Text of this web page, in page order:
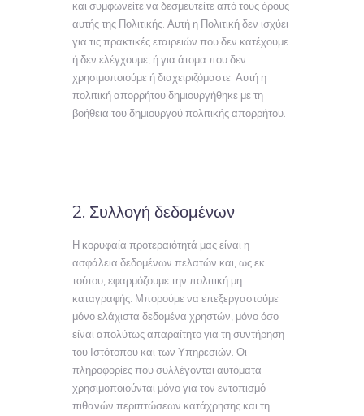
και συμφωνείτε να δεσμευτείτε από τους όρους
αυτής της Πολιτικής. Αυτή η Πολιτική δεν ισχύει
για τις πρακτικές εταιρειών που δεν κατέχουμε
ή δεν ελέγχουμε, ή για άτομα που δεν
χρησιμοποιούμε ή διαχειριζόμαστε. Αυτή η
πολιτική απορρήτου δημιουργήθηκε με τη
βοήθεια του δημιουργού πολιτικής απορρήτου.
2. Συλλογή δεδομένων
Η κορυφαία προτεραιότητά μας είναι η
ασφάλεια δεδομένων πελατών και, ως εκ
τούτου, εφαρμόζουμε την πολιτική μη
καταγραφής. Μπορούμε να επεξεργαστούμε
μόνο ελάχιστα δεδομένα χρηστών, μόνο όσο
είναι απολύτως απαραίτητο για τη συντήρηση
του Ιστότοπου και των Υπηρεσιών. Οι
πληροφορίες που συλλέγονται αυτόματα
χρησιμοποιούνται μόνο για τον εντοπισμό
πιθανών περιπτώσεων κατάχρησης και τη